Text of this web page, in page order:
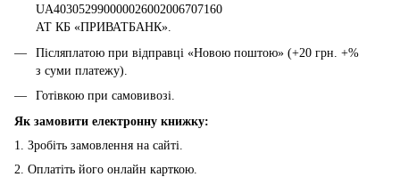
UA403052990000026002006707160
АТ КБ «ПРИВАТБАНК».
Післяплатою при відправці «Новою поштою» (+20 грн. +%
з суми платежу).
Готівкою при самовивозі.
Як замовити електронну книжку:
1. Зробіть замовлення на сайті.
2. Оплатіть його онлайн карткою.